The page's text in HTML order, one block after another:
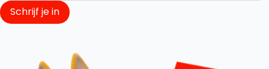
Schrijf je in